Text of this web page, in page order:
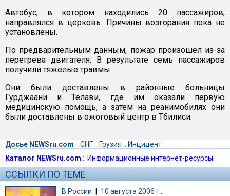
Автобус, в котором находились 20 пассажиров,
направлялся в церковь. Причины возгорания пока не
установлены.
По предварительным данным, пожар произошел из-за
перегрева двигателя. В результате семь пассажиров
получили тяжелые травмы.
Они были доставлены в районные больницы
Гурджаани и Телави, где им оказали первую
медицинскую помощь, а затем на реанимобилях они
были доставлены в ожоговый центр в Тбилиси.
Досье NEWSru.com :: СНГ:: Грузия :: Инцидент
Каталог NEWSru.com :: Информационные интернет-ресурсы
ССЫЛКИ ПО ТЕМЕ
В России | 10 августа 2006 г.,